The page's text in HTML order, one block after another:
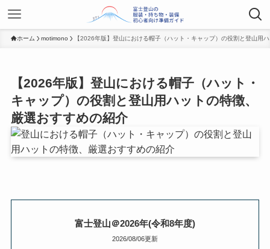
ホーム motimono 【2026年版】登山における帽子（ハット・キャップ）の役割と登山用
【2026年版】登山における帽子（ハット・
キャップ）の役割と登山用ハットの特徴、
厳選おすすめの紹介
富士登山＠2026年(令和8年度)
2026/08/06更新